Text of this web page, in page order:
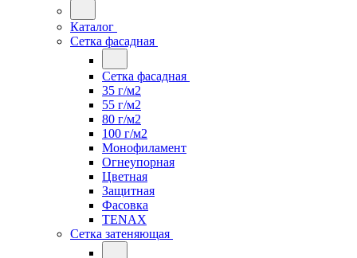
Каталог
Сетка фасадная
Сетка фасадная
35 г/м2
55 г/м2
80 г/м2
100 г/м2
Монофиламент
Огнеупорная
Цветная
Защитная
Фасовка
TENAX
Сетка затеняющая